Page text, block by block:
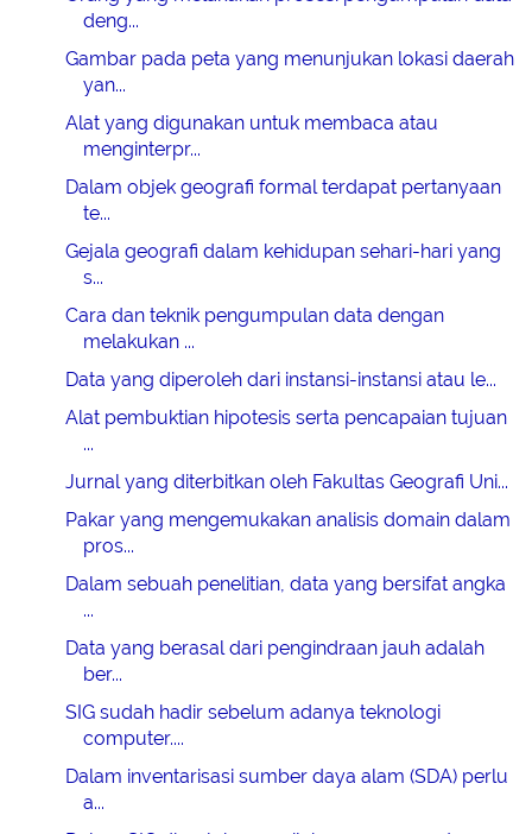
deng...
Gambar pada peta yang menunjukan lokasi daerah
yan...
Alat yang digunakan untuk membaca atau
menginterpr...
Dalam objek geografi formal terdapat pertanyaan
te...
Gejala geografi dalam kehidupan sehari-hari yang
s...
Cara dan teknik pengumpulan data dengan
melakukan ...
Data yang diperoleh dari instansi-instansi atau le...
Alat pembuktian hipotesis serta pencapaian tujuan
...
Jurnal yang diterbitkan oleh Fakultas Geografi Uni...
Pakar yang mengemukakan analisis domain dalam
pros...
Dalam sebuah penelitian, data yang bersifat angka
...
Data yang berasal dari pengindraan jauh adalah
ber...
SIG sudah hadir sebelum adanya teknologi
computer....
Dalam inventarisasi sumber daya alam (SDA) perlu
a...